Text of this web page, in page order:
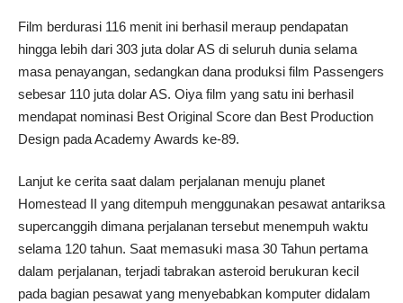
Film berdurasi 116 menit ini berhasil meraup pendapatan
hingga lebih dari 303 juta dolar AS di seluruh dunia selama
masa penayangan, sedangkan dana produksi film Passengers
sebesar 110 juta dolar AS. Oiya film yang satu ini berhasil
mendapat nominasi Best Original Score dan Best Production
Design pada Academy Awards ke-89.
Lanjut ke cerita saat dalam perjalanan menuju planet
Homestead II yang ditempuh menggunakan pesawat antariksa
supercanggih dimana perjalanan tersebut menempuh waktu
selama 120 tahun. Saat memasuki masa 30 Tahun pertama
dalam perjalanan, terjadi tabrakan asteroid berukuran kecil
pada bagian pesawat yang menyebabkan komputer didalam